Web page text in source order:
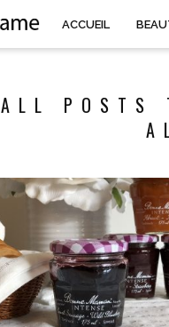
ACCUEIL
ALL POSTS